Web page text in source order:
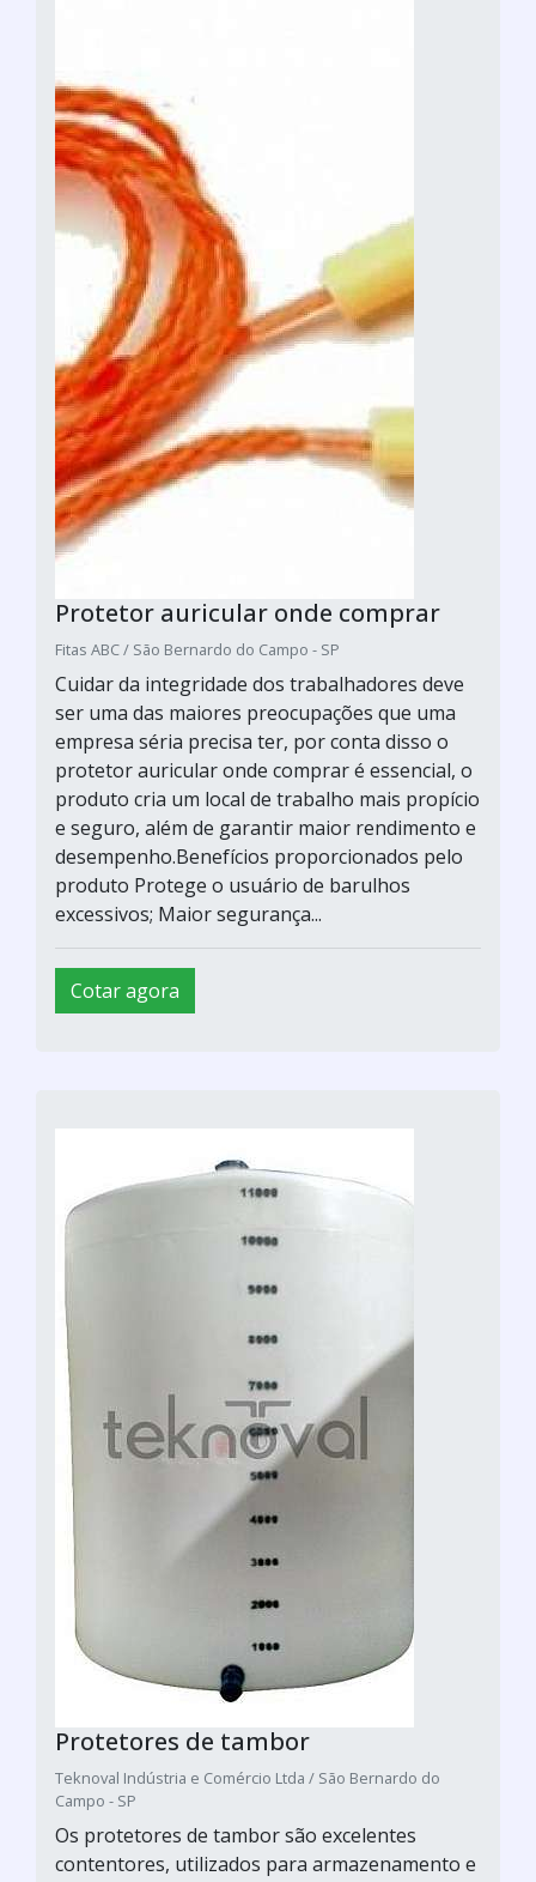
Protetor auricular onde comprar
Fitas ABC / São Bernardo do Campo - SP
Cuidar da integridade dos trabalhadores deve
ser uma das maiores preocupações que uma
empresa séria precisa ter, por conta disso o
protetor auricular onde comprar é essencial, o
produto cria um local de trabalho mais propício
e seguro, além de garantir maior rendimento e
desempenho.Benefícios proporcionados pelo
produto Protege o usuário de barulhos
excessivos; Maior segurança...
Cotar agora
Protetores de tambor
Teknoval Indústria e Comércio Ltda / São Bernardo do
Campo - SP
Os protetores de tambor são excelentes
contentores, utilizados para armazenamento e